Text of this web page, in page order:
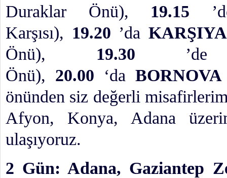
Duraklar Önü), 19.15
Karşısı), 19.20 ’da
Önü), 19.30
Önü), 20.00 ‘da BORNOVA
önünden siz değerli
Afyon, Konya, Adana
ulaşıyoruz.
2 Gün: Adana, Gaziantep